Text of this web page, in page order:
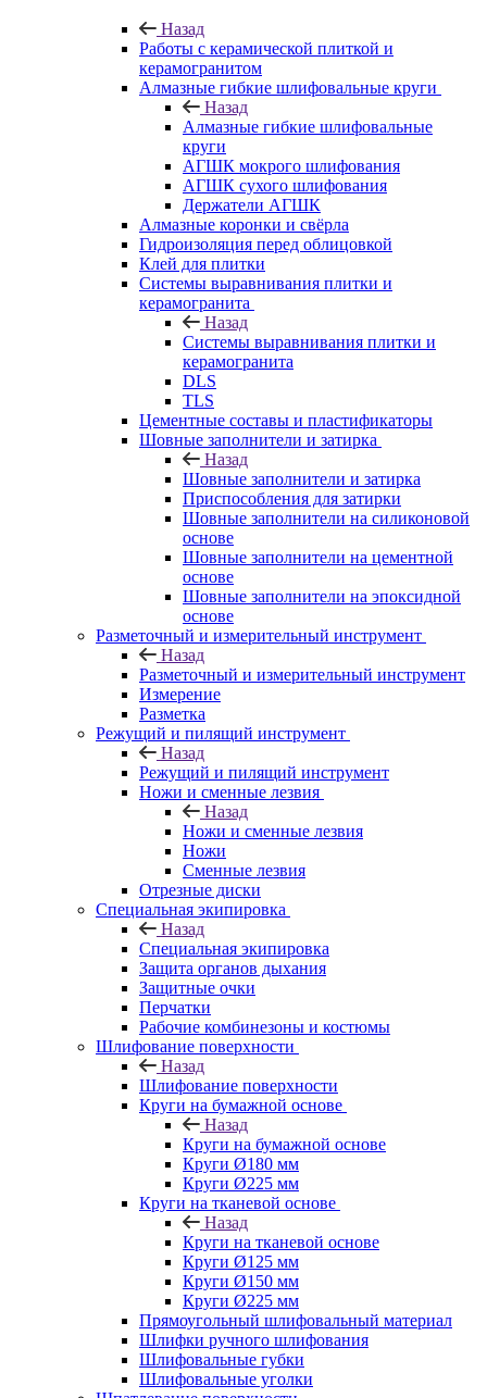
Назад
Работы с керамической плиткой и
керамогранитом
Алмазные гибкие шлифовальные круги
Назад
Алмазные гибкие шлифовальные
круги
АГШК мокрого шлифования
АГШК сухого шлифования
Держатели АГШК
Алмазные коронки и свёрла
Гидроизоляция перед облицовкой
Клей для плитки
Системы выравнивания плитки и
керамогранита
Назад
Системы выравнивания плитки и
керамогранита
DLS
TLS
Цементные составы и пластификаторы
Шовные заполнители и затирка
Назад
Шовные заполнители и затирка
Приспособления для затирки
Шовные заполнители на силиконовой
основе
Шовные заполнители на цементной
основе
Шовные заполнители на эпоксидной
основе
Разметочный и измерительный инструмент
Назад
Разметочный и измерительный инструмент
Измерение
Разметка
Режущий и пилящий инструмент
Назад
Режущий и пилящий инструмент
Ножи и сменные лезвия
Назад
Ножи и сменные лезвия
Ножи
Сменные лезвия
Отрезные диски
Специальная экипировка
Назад
Специальная экипировка
Защита органов дыхания
Защитные очки
Перчатки
Рабочие комбинезоны и костюмы
Шлифование поверхности
Назад
Шлифование поверхности
Круги на бумажной основе
Назад
Круги на бумажной основе
Круги Ø180 мм
Круги Ø225 мм
Круги на тканевой основе
Назад
Круги на тканевой основе
Круги Ø125 мм
Круги Ø150 мм
Круги Ø225 мм
Прямоугольный шлифовальный материал
Шлифки ручного шлифования
Шлифовальные губки
Шлифовальные уголки